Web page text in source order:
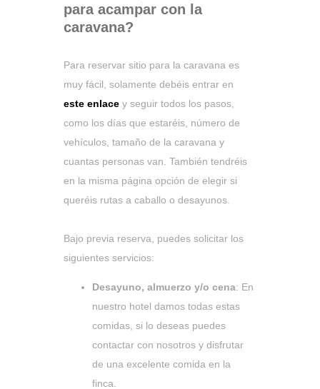
para acampar con la
caravana?
Para reservar sitio para la caravana es
muy fácil, solamente debéis entrar en
este enlace y seguir todos los pasos,
como los días que estaréis, número de
vehículos, tamaño de la caravana y
cuantas personas van. También tendréis
en la misma página opción de elegir si
queréis rutas a caballo o desayunos.
Bajo previa reserva, puedes solicitar los
siguientes servicios:
Desayuno, almuerzo y/o cena: En
nuestro hotel damos todas estas
comidas, si lo deseas puedes
contactar con nosotros y disfrutar
de una excelente comida en la
finca.